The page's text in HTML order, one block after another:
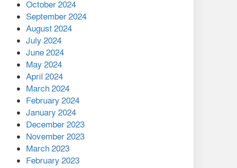
মাঝে সহায়তা দিলেন সাচিং প্রু
জেরী
October 2024
September 2024
August 2024
July 2024
June 2024
May 2024
April 2024
March 2024
February 2024
January 2024
December 2023
November 2023
March 2023
February 2023